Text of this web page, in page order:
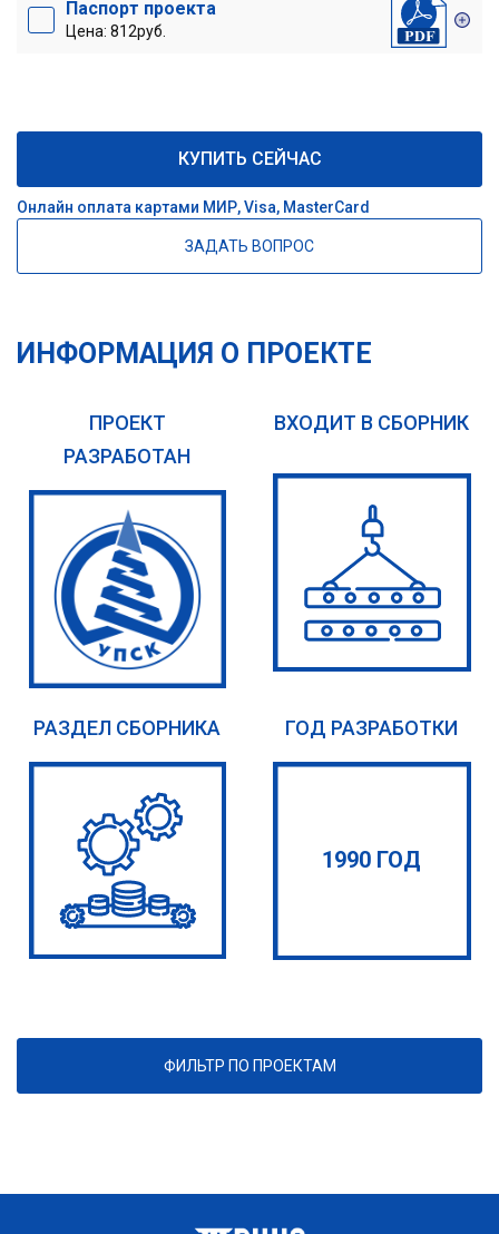
Паспорт проекта
Цена: 812руб.
КУПИТЬ СЕЙЧАС
Онлайн оплата картами МИР, Visa, MasterCard
ЗАДАТЬ ВОПРОС
ИНФОРМАЦИЯ О ПРОЕКТЕ
ПРОЕКТ
РАЗРАБОТАН
ВХОДИТ В СБОРНИК
РАЗДЕЛ СБОРНИКА ГОД РАЗРАБОТКИ
1990 ГОД
ФИЛЬТР ПО ПРОЕКТАМ